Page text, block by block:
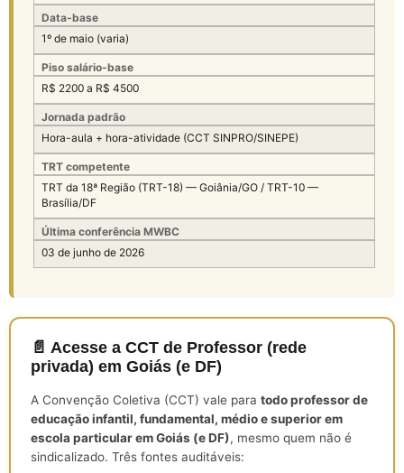
Data-base
1º de maio (varia)
Piso salário-base
R$ 2200 a R$ 4500
Jornada padrão
Hora-aula + hora-atividade (CCT SINPRO/SINEPE)
TRT competente
TRT da 18ª Região (TRT-18) — Goiânia/GO / TRT-10 —
Brasília/DF
Última conferência MWBC
03 de junho de 2026
📄 Acesse a CCT de Professor (rede
privada) em Goiás (e DF)
A Convenção Coletiva (CCT) vale para todo professor de
educação infantil, fundamental, médio e superior em
escola particular em Goiás (e DF), mesmo quem não é
sindicalizado. Três fontes auditáveis: